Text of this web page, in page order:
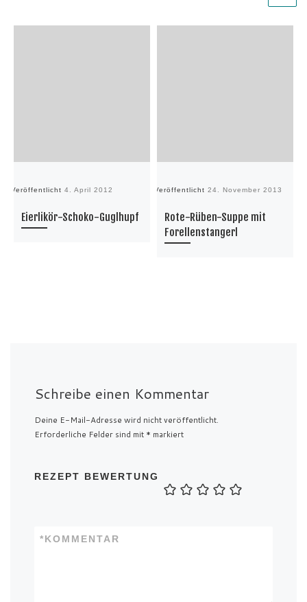
Veröffentlicht 4. April 2012
Eierlikör-Schoko-Guglhupf
Veröffentlicht 24. November 2013
Rote-Rüben-Suppe mit
Forellenstangerl
Schreibe einen Kommentar
Deine E-Mail-Adresse wird nicht veröffentlicht.
Erforderliche Felder sind mit * markiert
REZEPT BEWERTUNG
KOMMENTAR
*